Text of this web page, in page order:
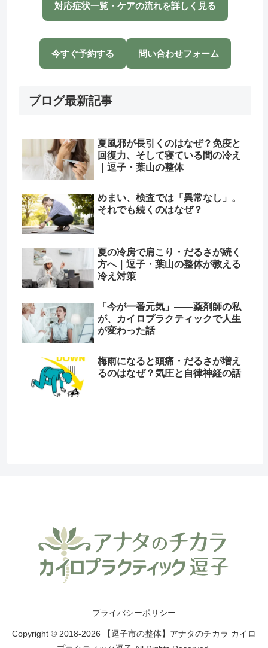
対応症状一覧・ケアの流れを詳しく見る
今すぐ予約する 問い合わせフォーム
ブログ最新記事
夏風邪が長引くのはなぜ？免疫と
回復力、そして寝ている間の冷え
｜逗子・葉山の整体
めまい、検査では「異常なし」。
それでも続くのはなぜ？
夏の冷房で肩こり・だるさが続く
方へ｜逗子・葉山の整体が教える
冷え対策
「今が一番元気」——薬剤師の私
が、カイロプラクティックで人生
が変わった話
梅雨になると頭痛・だるさが増え
るのはなぜ？気圧と自律神経の話
プライバシーポリシー
Copyright © 2018-2026 【逗子市の整体】アナタのチカラ カイロ